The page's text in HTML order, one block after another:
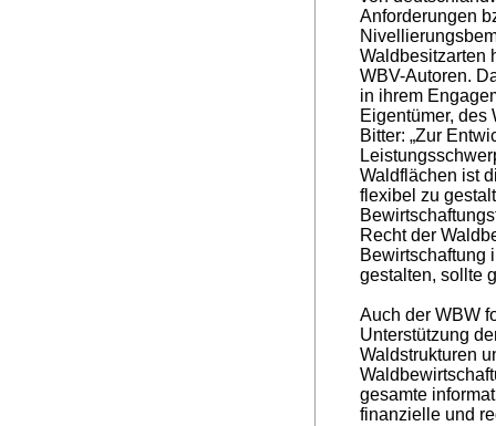
Anforderungen
Waldbesitzarten
WBV-Autoren.
in ihrem
Eigentümer, des
Bitter: „Zur
Waldflächen ist
flexibel zu
Recht der
Bewirtschaftung
gestalten, sollte
Auch der WBW
Unterstützung
Waldstrukturen
gesamte
finanzielle und